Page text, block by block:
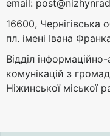
email:
16600, Чернігівська
пл. імені Івана
Відділ
комунікацій з
Ніжинської міської